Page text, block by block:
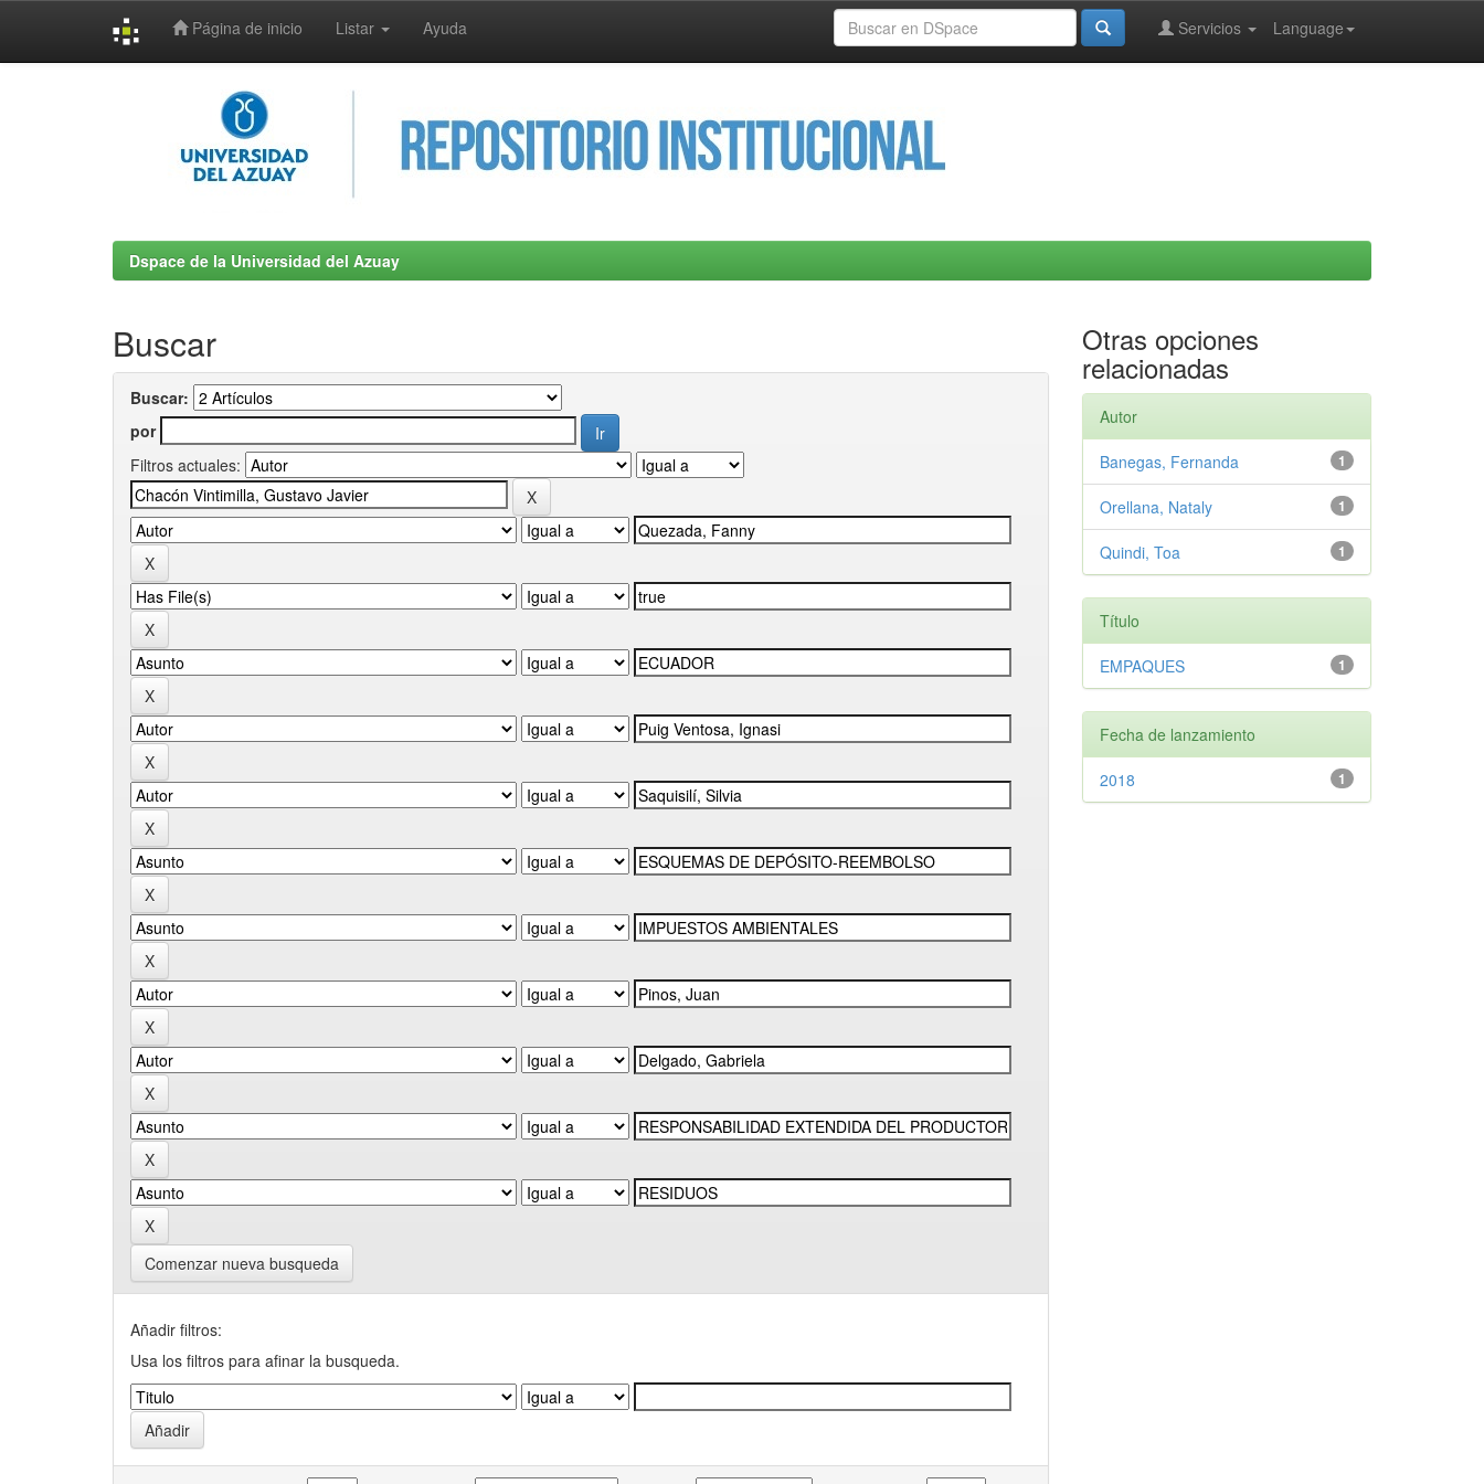
Página de inicio Listar Ayuda Language
Servicios
Dspace de la Universidad del Azuay
Buscar
Buscar:
por
Filtros actuales:
Comenzar nueva busqueda
Añadir filtros:
Usa los filtros para afinar la busqueda.
Otras opciones
relacionadas
Autor
1
Banegas, Fernanda
1
Orellana, Nataly
1
Quindi, Toa
Título
1
EMPAQUES
Fecha de lanzamiento
1
2018